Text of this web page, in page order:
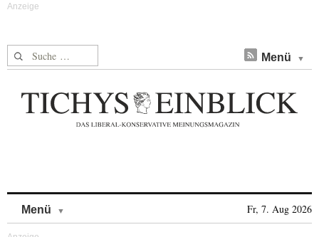
Suche nach: Menü
Menü Fr, 7. Aug 2026